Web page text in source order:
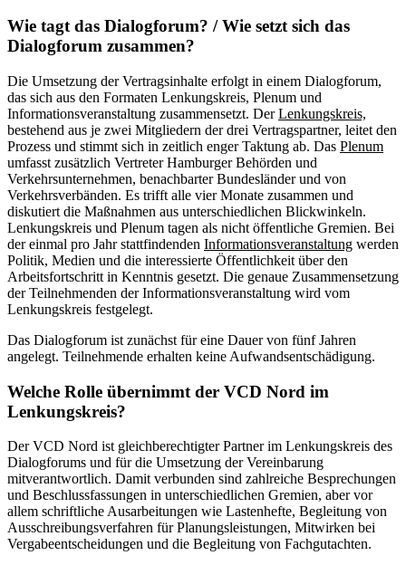
Wie tagt das Dialogforum? / Wie setzt sich das
Dialogforum zusammen?
Die Umsetzung der Vertragsinhalte erfolgt in einem Dialogforum,
das sich aus den Formaten Lenkungskreis, Plenum und
Informationsveranstaltung zusammensetzt. DerLenkungskreis,
bestehend aus je zwei Mitgliedern der drei Vertragspartner, leitet den
Prozess und stimmt sich in zeitlich enger Taktung ab. Das Plenum
umfasst zusätzlich Vertreter Hamburger Behörden und
Verkehrsunternehmen, benachbarter Bundesländer und von
Verkehrsverbänden. Es trifft alle vier Monate zusammen und
diskutiert die Maßnahmen aus unterschiedlichen Blickwinkeln.
Lenkungskreis und Plenum tagen als nicht öffentliche Gremien. Bei
der einmal pro Jahr stattfindenden Informationsveranstaltung werden
Politik, Medien und die interessierte Öffentlichkeit über den
Arbeitsfortschritt in Kenntnis gesetzt. Die genaue Zusammensetzung
der Teilnehmenden der Informationsveranstaltung wird vom
Lenkungskreis festgelegt.
Das Dialogforum ist zunächst für eine Dauer von fünf Jahren
angelegt. Teilnehmende erhalten keine Aufwandsentschädigung.
Welche Rolle übernimmt der VCD Nord im
Lenkungskreis?
Der VCD Nord ist gleichberechtigter Partner im Lenkungskreis des
Dialogforums und für die Umsetzung der Vereinbarung
mitverantwortlich. Damit verbunden sind zahlreiche Besprechungen
und Beschlussfassungen in unterschiedlichen Gremien, aber vor
allem schriftliche Ausarbeitungen wie Lastenhefte, Begleitung von
Ausschreibungsverfahren für Planungsleistungen, Mitwirken bei
Vergabeentscheidungen und die Begleitung von Fachgutachten.